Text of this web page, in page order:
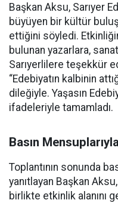
Başkan Aksu, Sarıyer
büyüyen bir kültür
ettiğini söyledi.
bulunan yazarlara,
Sarıyerlilere teşekkür
“Edebiyatın kalbinin
dileğiyle. Yaşasın
ifadeleriyle tamamladı.
Basın
Toplantının sonunda
yanıtlayan Başkan
birlikte etkinlik alanını